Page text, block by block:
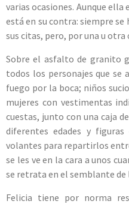
varias ocasiones. Aunque ella
está en su contra: siempre
sus citas, pero, por una u otra
Sobre el asfalto de granito
todos los personajes que se
fuego por la boca; niños
mujeres con vestimentas
cuestas, junto con una caja
diferentes edades y
volantes para repartirlos
se les ve en la cara a unos
se retrata en el semblante de
Felicia tiene por norma